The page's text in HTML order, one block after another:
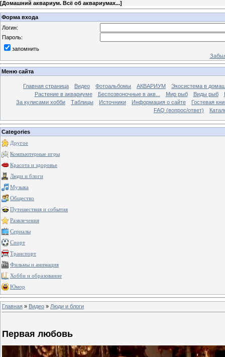
[Домашний аквариум. Всё об аквариумах...]
Форма входа
Логин:
Пароль:
запомнить
Меню сайта
Главная страница Видео Фотоальбомы АКВАРИУМ
Экосистема в
Растение в аквариуме
Беспозвоночные в акв... Мир рыб Виды рыб
За кулисами хобби
Таблицы Источники Информация о сайте
Гостевая
FAQ (вопрос/ответ)
Categories
Другое
Компьютерные игры
Красота и здоровье
Люди и блоги
Музыка
Общество
Путешествия и события
Развлечения
Сериалы
Спорт
Транспорт
Фильмы и анимация
Хобби и образование
Юмор
Главная » Видео » Люди и блоги
Первая любовь